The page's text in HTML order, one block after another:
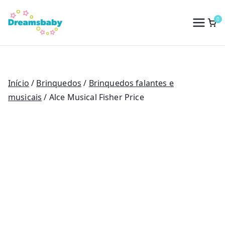
para
conteúdo
Dreams Baby
0
Início / Brinquedos / Brinquedos falantes e
musicais / Alce Musical Fisher Price